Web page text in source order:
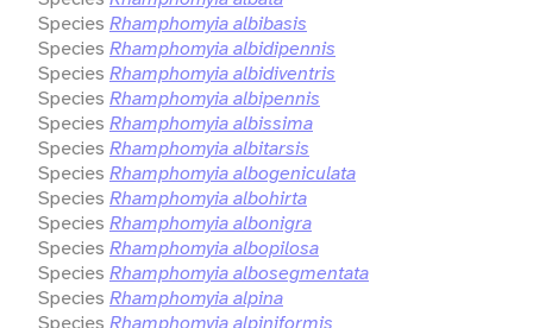
Species Rhamphomyia albibasis
Species Rhamphomyia albidipennis
Species Rhamphomyia albidiventris
Species Rhamphomyia albipennis
Species Rhamphomyia albissima
Species Rhamphomyia albitarsis
Species Rhamphomyia albogeniculata
Species Rhamphomyia albohirta
Species Rhamphomyia albonigra
Species Rhamphomyia albopilosa
Species Rhamphomyia albosegmentata
Species Rhamphomyia alpina
Species Rhamphomyia alpiniformis